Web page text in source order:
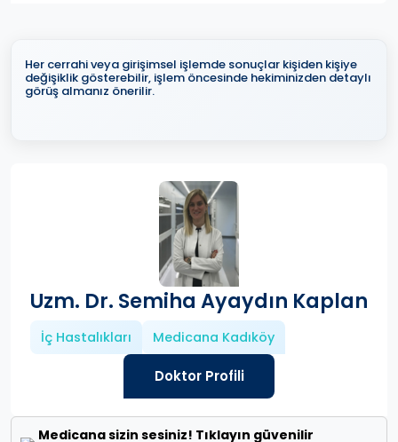
Her cerrahi veya girişimsel işlemde sonuçlar kişiden kişiye
değişiklik gösterebilir, işlem öncesinde hekiminizden detaylı
görüş almanız önerilir.
Uzm. Dr. Semiha Ayaydın Kaplan
İç Hastalıkları Medicana Kadıköy
Doktor Profili
Medicana sizin sesiniz! Tıklayın güvenilir